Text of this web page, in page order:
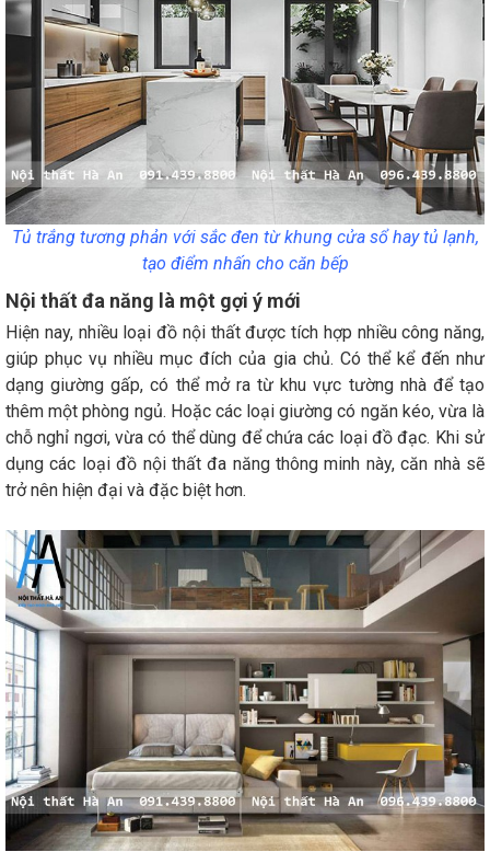
Tủ trắng tương phản với sắc đen từ khung cửa sổ hay tủ lạnh,
tạo điểm nhấn cho căn bếp
Nội thất đa năng là một gợi ý mới
Hiện nay, nhiều loại đồ nội thất được tích hợp nhiều công năng,
giúp phục vụ nhiều mục đích của gia chủ. Có thể kể đến như
dạng giường gấp, có thể mở ra từ khu vực tường nhà để tạo
thêm một phòng ngủ. Hoặc các loại giường có ngăn kéo, vừa là
chỗ nghỉ ngơi, vừa có thể dùng để chứa các loại đồ đạc. Khi sử
dụng các loại đồ nội thất đa năng thông minh này, căn nhà sẽ
trở nên hiện đại và đặc biệt hơn.